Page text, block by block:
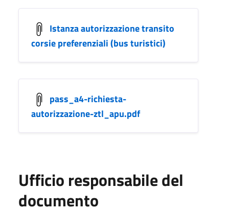
Istanza autorizzazione transito
corsie preferenziali (bus turistici)
pass_a4-richiesta-
autorizzazione-ztl_apu.pdf
Ufficio responsabile del
documento